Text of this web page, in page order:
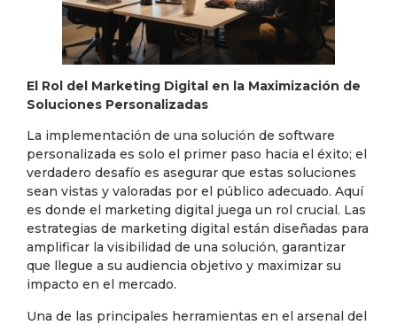
El Rol del Marketing Digital en la Maximización de
Soluciones Personalizadas
La implementación de una solución de software
personalizada es solo el primer paso hacia el éxito; el
verdadero desafío es asegurar que estas soluciones
sean vistas y valoradas por el público adecuado. Aquí
es donde el marketing digital juega un rol crucial. Las
estrategias de marketing digital están diseñadas para
amplificar la visibilidad de una solución, garantizar
que llegue a su audiencia objetivo y maximizar su
impacto en el mercado.
Una de las principales herramientas en el arsenal del